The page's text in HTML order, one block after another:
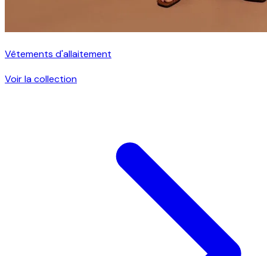
Vêtements d'allaitement
Voir la collection